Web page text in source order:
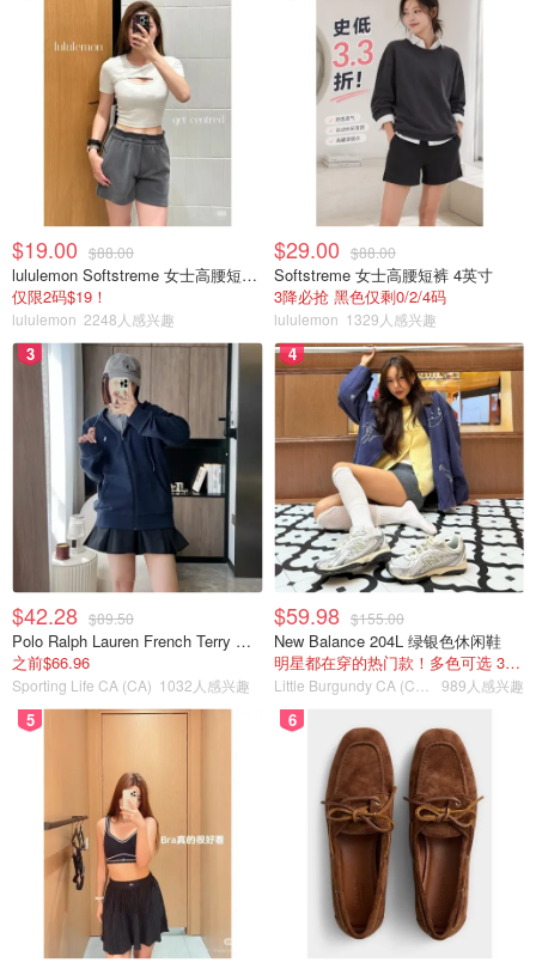
$19.00 $88.00
lululemon Softstreme 女士高腰短裤 10cm
仅限2码$19！
lululemon 2248人感兴趣
$29.00 $88.00
Softstreme 女士高腰短裤 4英寸
3降必抢 黑色仅剩0/2/4码
lululemon 1329人感兴趣
3
$42.28 $89.50
Polo Ralph Lauren French Terry 女童连帽卫衣 7-16码
之前$66.96
Sporting Life CA (CA) 1032人感兴趣
4
$59.98 $155.00
New Balance 204L 绿银色休闲鞋
明星都在穿的热门款！多色可选 3.8折
989人感兴趣
5 6